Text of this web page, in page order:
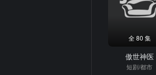
全 80 集
傲世神医
短剧/都市